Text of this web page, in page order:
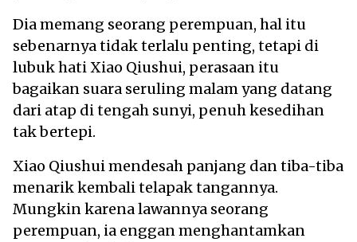
Dia memang seorang perempuan, hal itu
sebenarnya tidak terlalu penting, tetapi di
lubuk hati Xiao Qiushui, perasaan itu
bagaikan suara seruling malam yang datang
dari atap di tengah sunyi, penuh kesedihan
tak bertepi.
Xiao Qiushui mendesah panjang dan tiba-tiba
menarik kembali telapak tangannya.
Mungkin karena lawannya seorang
perempuan, ia enggan menghantamkan